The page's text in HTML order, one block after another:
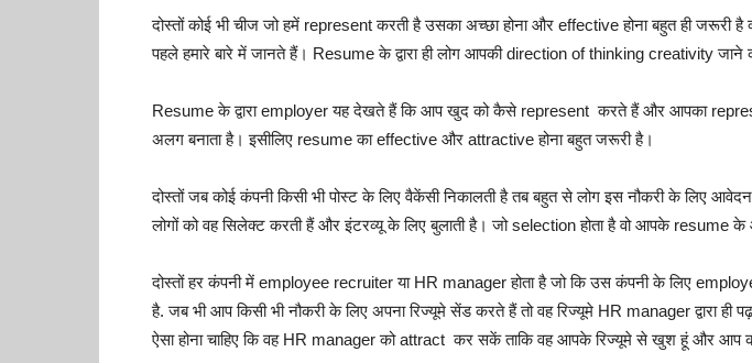
दोस्तों कोई भी चीज जो हमें represent करती है उसका अच्छा होना और effective होना बहुत ही जरूरी है
पहले हमारे बारे में जानते हैं। Resume के द्वारा ही लोग आपकी direction of thinking creativity जाने
Resume के द्वारा employer यह देखते हैं कि आप खुद को कैसे represent करते हैं और आपका
अलग बनाता है। इसीलिए resume का effective और attractive होना बहुत जरूरी है।
दोस्तों जब कोई कंपनी किसी भी पोस्ट के लिए वैकेंसी निकालती है तब बहुत से लोग इस नौकरी के लिए
लोगों को वह सिलेक्ट करती हैं और इंटरव्यू के लिए बुलाती है।जो selection होता है वो आपके resume के
दोस्तों हर कंपनी में employee recruiter या HR manager होता है जो कि उस कंपनी के लिए
है. जब भी आप किसी भी नौकरी के लिए अपना रिज्यूमे सेंड करते हैं तो वह रिज्यूमे HR manager द्वारा ही
ऐसा होना चाहिए कि वह HR manager को attract कर सकें ताकि वह आपके रिज्यूमे से खुश हूं और आप